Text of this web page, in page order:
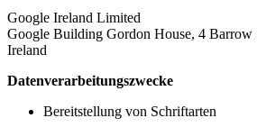
Google Ireland Limited
Google Building Gordon House, 4
Ireland
Datenverarbeitungszwecke
Bereitstellung von Schriftarten